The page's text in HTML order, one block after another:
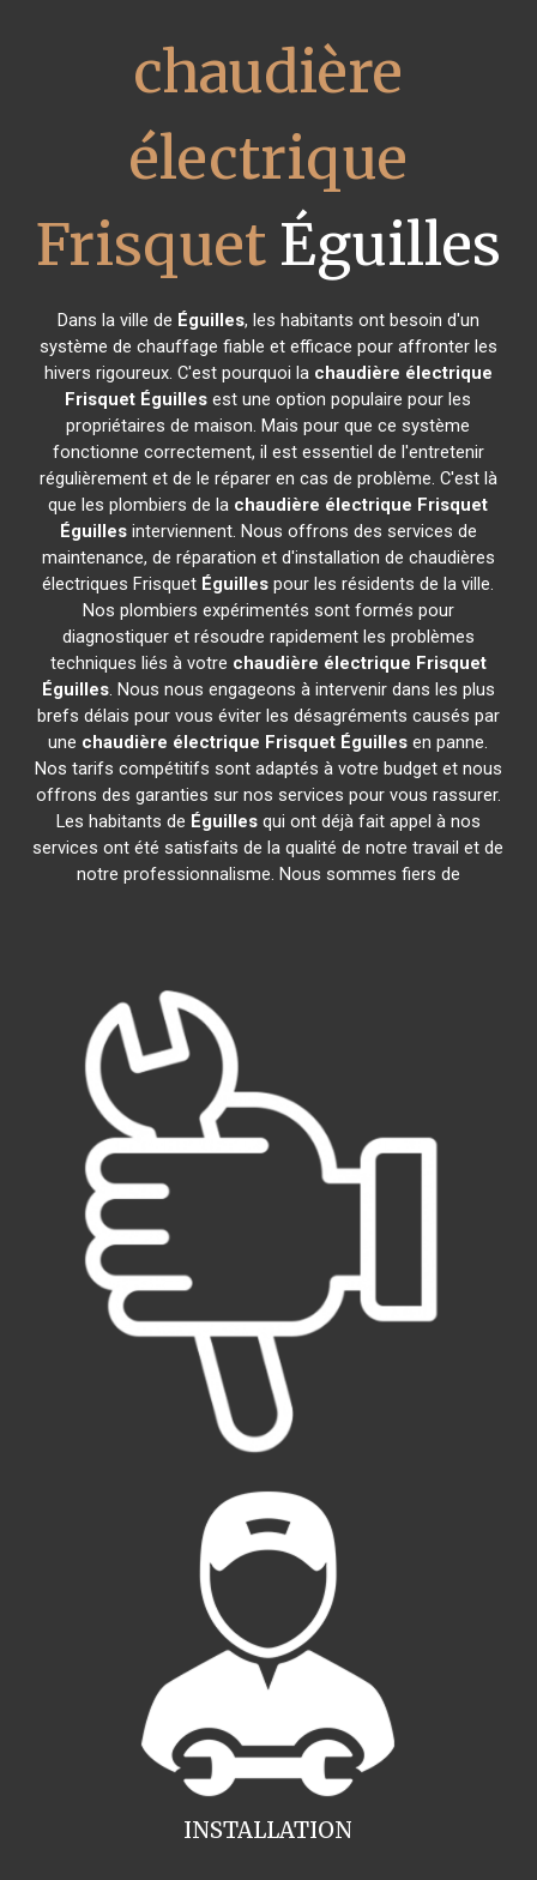
chaudière
électrique
FrisquetÉguilles
Dans la ville de Éguilles, les habitants ont besoin d'un
système de chauffage fiable et efficace pour affronter les
hivers rigoureux. C'est pourquoi la chaudière électrique
Frisquet Éguilles est une option populaire pour les
propriétaires de maison. Mais pour que ce système
fonctionne correctement, il est essentiel de l'entretenir
régulièrement et de le réparer en cas de problème. C'est là
que les plombiers de la chaudière électrique Frisquet
Éguillesinterviennent. Nous offrons des services de
maintenance, de réparation et d'installation de chaudières
électriques Frisquet Éguilles pour les résidents de la ville.
Nos plombiers expérimentés sont formés pour
diagnostiquer et résoudre rapidement les problèmes
techniques liés à votre chaudière électrique Frisquet
Éguilles. Nous nous engageons à intervenir dans les plus
brefs délais pour vous éviter les désagréments causés par
une chaudière électrique Frisquet Éguilles en panne.
Nos tarifs compétitifs sont adaptés à votre budget et nous
offrons des garanties sur nos services pour vous rassurer.
Les habitants de Éguillesqui ont déjà fait appel à nos
services ont été satisfaits de la qualité de notre travail et de
notre professionnalisme. Nous sommes fiers de
INSTALLATION